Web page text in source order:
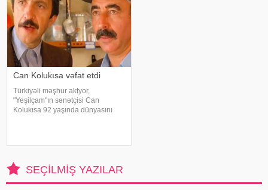
Can Kolukısa vəfat etdi
Türkiyəli məşhur aktyor,
"Yeşilçam"ın sənətçisi Can
Kolukısa 92 yaşında dünyasını
"Selamsı
SEÇILMIŞ YAZILAR